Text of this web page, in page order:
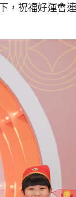
，祝福好運會